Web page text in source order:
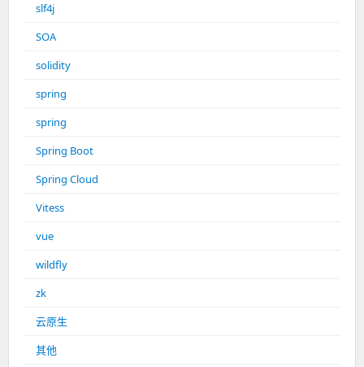
slf4j
SOA
solidity
spring
spring
Spring Boot
Spring Cloud
Vitess
vue
wildfly
zk
云原生
其他